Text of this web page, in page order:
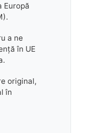
Europă
a ne
în UE
original,
în